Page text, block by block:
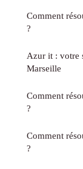
Comment
?
Azur it : votre
Marseille
Comment
?
Comment
?